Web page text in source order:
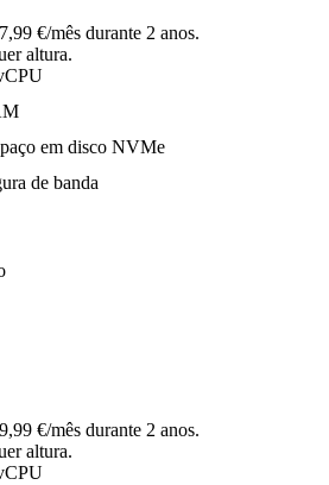
€/mês durante 2 anos.
altura.
em disco NVMe
de banda
€/mês durante 2 anos.
altura.